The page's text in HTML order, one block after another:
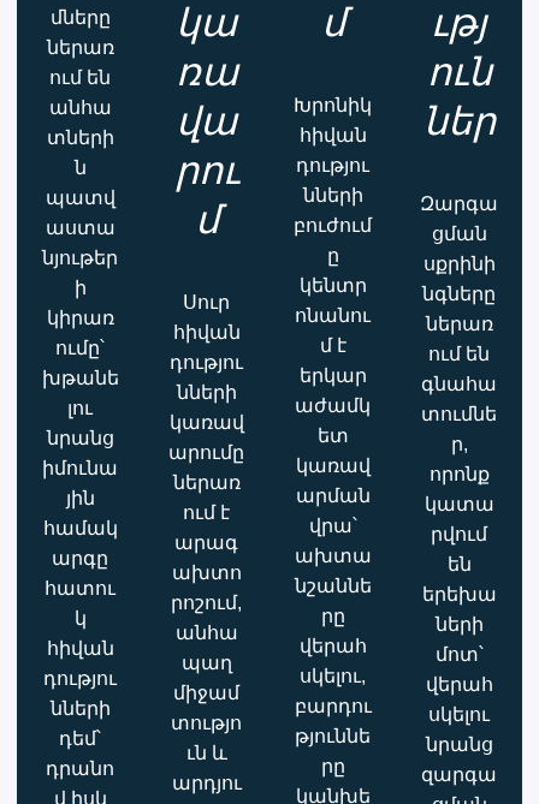
մները
ներառ
ում են
անհա
տների
ն
պատվ
աստա
նյութեր
ի
կիրառ
ումը՝
խթանե
լու
նրանց
իմունա
յին
համակ
արգը
հատու
կ
հիվան
դությու
նների
դեմ՝
դրանո
վ իսկ
կա
ռա
վա
րու
մ
Սուր
հիվան
դությու
նների
կառավ
արումը
ներառ
ում է
արագ
ախտո
րոշում,
անհա
պաղ
միջամ
տությո
ւն և
արդյու
մ
Խրոնիկ
հիվան
դությու
նների
բուժում
ը
կենտր
ոնանու
մ է
երկար
աժամկ
ետ
կառավ
արման
վրա՝
ախտա
նշաննե
րը
վերահ
սկելու,
բարդու
թյուննե
րը
կանխե
ւթյ
ուն
ներ
Զարգա
ցման
սքրինի
նգները
ներառ
ում են
գնահա
տումնե
ր,
որոնք
կատա
րվում
են
երեխա
ների
մոտ՝
վերահ
սկելու
նրանց
զարգա